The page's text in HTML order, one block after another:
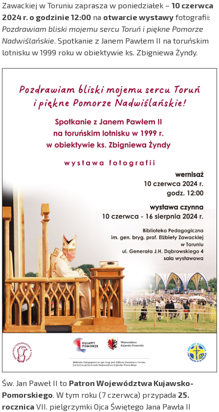
Zawackiej w Toruniu zaprasza w poniedziałek –10 czerwca
2024 r. o godzinie 12:00 na otwarcie wystawy fotografii:
Pozdrawiam bliski mojemu sercu Toruń i piękne Pomorze
Nadwiślańskie. Spotkanie z Janem Pawłem II na toruńskim
lotnisku w 1999 roku w obiektywie ks. Zbigniewa Żyndy.
Św. Jan Paweł II to Patron Województwa Kujawsko-
Pomorskiego. W tym roku (7 czerwca) przypada 25.
rocznica VII. pielgrzymki Ojca Świętego Jana Pawła II